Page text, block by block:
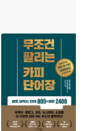
의 비밀
월해진다 . 96